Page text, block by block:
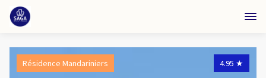
4.95 ★
Résidence Mandariniers